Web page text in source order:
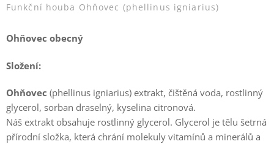
Funkční houba Ohňovec (phellinus igniarius)
Ohňovec obecný
Složení:
Ohňovec (phellinus igniarius) extrakt, čištěná voda, rostlinný
glycerol, sorban draselný, kyselina citronová.
Náš extrakt obsahuje rostlinný glycerol. Glycerol je tělu šetrná
přírodní složka, která chrání molekuly vitamínů a minerálů a